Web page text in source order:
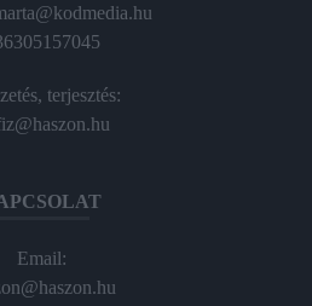
terjesztés:
Email: